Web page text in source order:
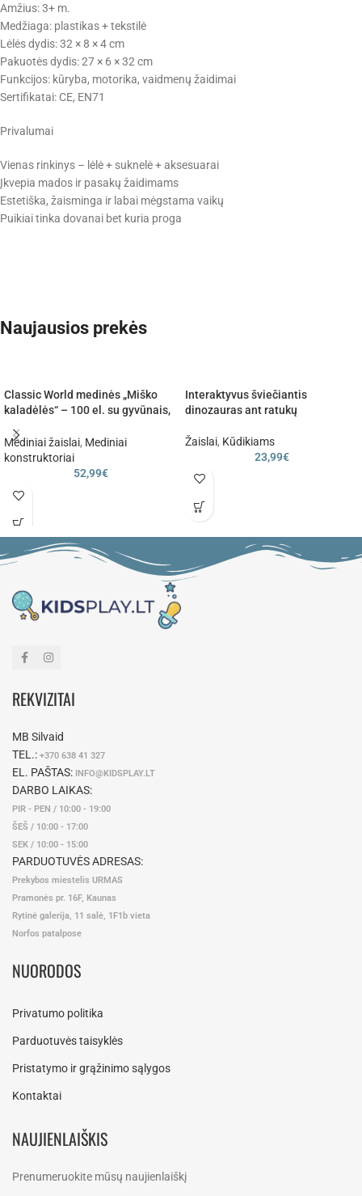
Amžius: 3+ m.
Medžiaga: plastikas + tekstilė
Lėlės dydis: 32 × 8 × 4 cm
Pakuotės dydis: 27 × 6 × 32 cm
Funkcijos: kūryba, motorika, vaidmenų žaidimai
Sertifikatai: CE, EN71
Privalumai
Vienas rinkinys – lėlė + suknelė + aksesuarai
Įkvepia mados ir pasakų žaidimams
Estetiška, žaisminga ir labai mėgstama vaikų
Puikiai tinka dovanai bet kuria proga
Naujausios prekės
Classic World medinės „Miško
kaladėlės“ – 100 el. su gyvūnais,
Mediniai žaislai, Mediniai
konstruktoriai
52,99€
Interaktyvus šviečiantis
dinozauras ant ratukų
Žaislai, Kūdikiams
23,99€
REKVIZITAI
MB Silvaid
TEL.: +370 638 41 327
EL. PAŠTAS: INFO@KIDSPLAY.LT
DARBO LAIKAS:
PIR - PEN / 10:00 - 19:00
ŠEŠ / 10:00 - 17:00
SEK / 10:00 - 15:00
PARDUOTUVĖS ADRESAS:
Prekybos miestelis URMAS
Pramonės pr. 16F, Kaunas
Rytinė galerija, 11 salė, 1F1b vieta
Norfos patalpose
NUORODOS
Privatumo politika
Parduotuvės taisyklės
Pristatymo ir grąžinimo sąlygos
Kontaktai
NAUJIENLAIŠKIS
Prenumeruokite mūsų naujienlaiškį